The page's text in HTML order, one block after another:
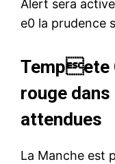
Alert sera
e0 la prudence
Tempete
rouge
attendues
La Manche est